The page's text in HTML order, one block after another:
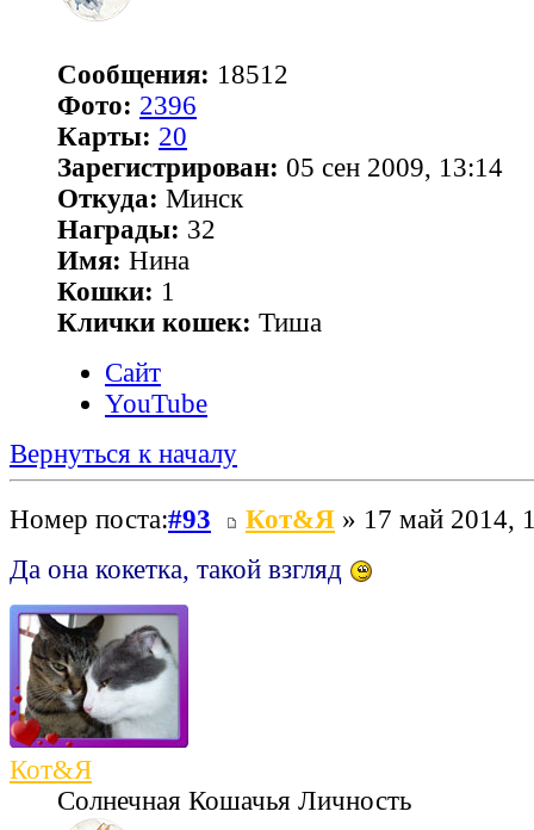
Сообщения: 18512
Фото: 2396
Карты: 20
Зарегистрирован: 05 сен 2009, 13:14
Откуда: Минск
Награды: 32
Имя: Нина
Кошки: 1
Клички кошек: Тиша
Сайт
YouTube
Вернуться к началу
Номер поста:#93 Кот&Я » 17 май 2014,
Да она кокетка, такой взгляд
Кот&Я
Солнечная Кошачья Личность